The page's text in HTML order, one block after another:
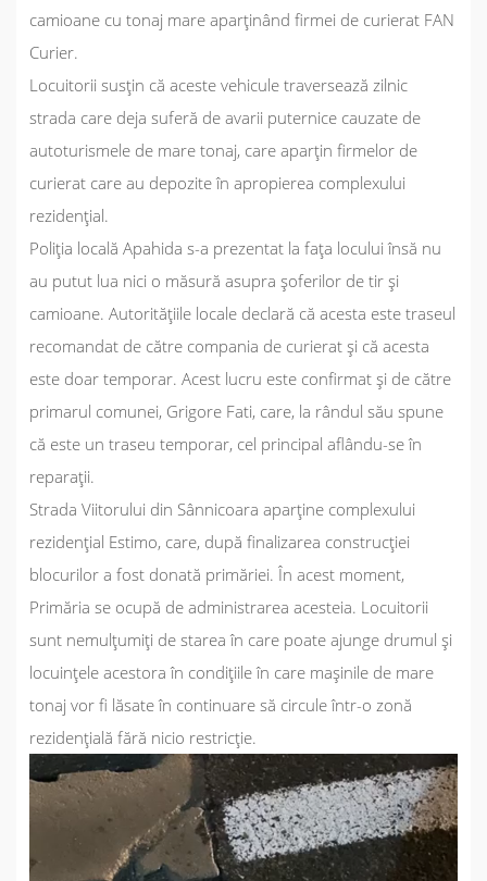
camioane cu tonaj mare aparținând firmei de curierat FAN
Curier.
Locuitorii susțin că aceste vehicule traversează zilnic
strada care deja suferă de avarii puternice cauzate de
autoturismele de mare tonaj, care aparțin firmelor de
curierat care au depozite în apropierea complexului
rezidențial.
Poliția locală Apahida s-a prezentat la fața locului însă nu
au putut lua nici o măsură asupra șoferilor de tir și
camioane. Autoritățiile locale declară că acesta este traseul
recomandat de către compania de curierat și că acesta
este doar temporar. Acest lucru este confirmat și de către
primarul comunei, Grigore Fati, care, la rândul său spune
că este un traseu temporar, cel principal aflându-se în
reparații.
Strada Viitorului din Sânnicoara aparține complexului
rezidențial Estimo, care, după finalizarea construcției
blocurilor a fost donată primăriei. În acest moment,
Primăria se ocupă de administrarea acesteia. Locuitorii
sunt nemulțumiți de starea în care poate ajunge drumul și
locuințele acestora în condițiile în care mașinile de mare
tonaj vor fi lăsate în continuare să circule într-o zonă
rezidențială fără nicio restricție.